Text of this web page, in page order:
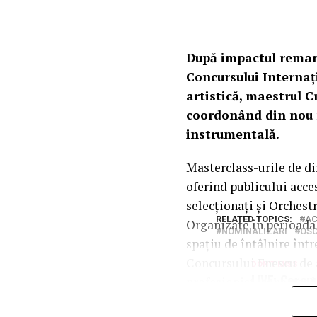
RELATED TOPICS:
NOMINALIZARI
ET / 12pm
După impactul
Concursului
artistică, maestrul
coordonând din
instrumentală.
Masterclass-urile de
oferind publicului
selecționați și
Organizate în
spațiu de întâlnire
profesionist, conectat